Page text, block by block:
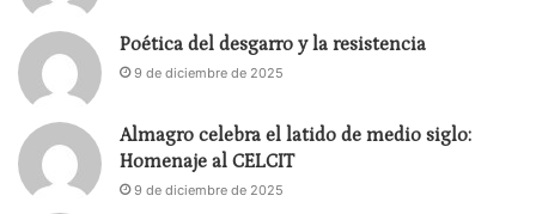
Poética del desgarro y la resistencia
9 de diciembre de 2025
Almagro celebra el latido de medio siglo:
Homenaje al CELCIT
9 de diciembre de 2025